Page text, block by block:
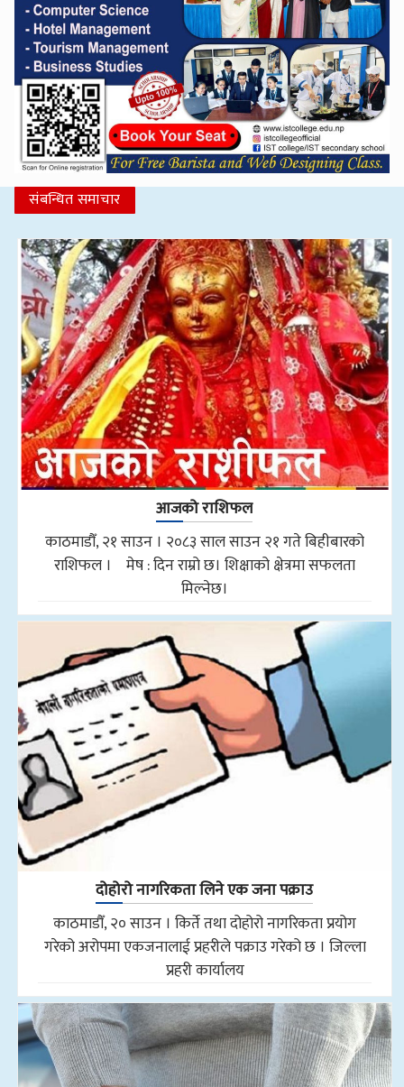
संबन्धित समाचार
आजको राशिफल
काठमाडौँ, २१ साउन । २०८३ साल साउन २१ गते बिहीबारको
राशिफल । मेष : दिन राम्रो छ। शिक्षाको क्षेत्रमा सफलता
मिल्नेछ।
दोहोरो नागरिकता लिने एक जना पक्राउ
काठमाडौँ, २० साउन । किर्ते तथा दोहोरो नागरिकता प्रयोग
गरेको अरोपमा एकजनालाई प्रहरीले पक्राउ गरेको छ । जिल्ला
प्रहरी कार्यालय